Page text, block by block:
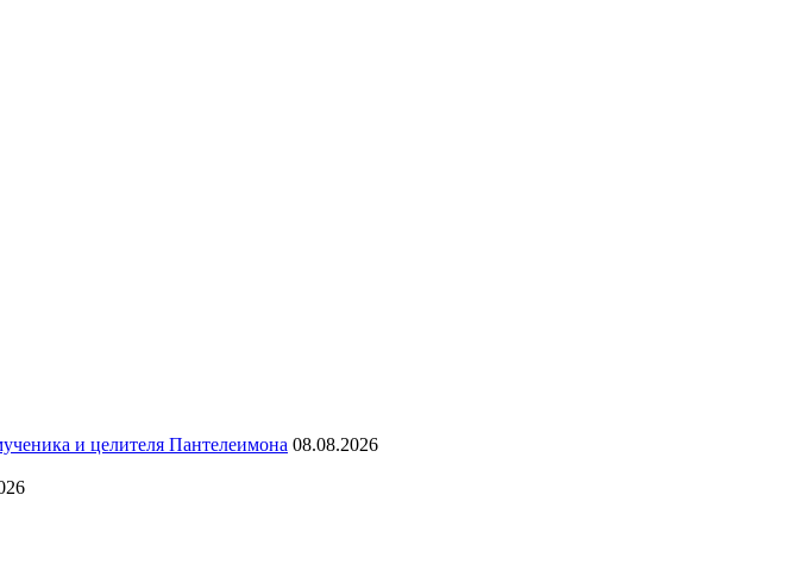
и целителя Пантелеимона 08.08.2026